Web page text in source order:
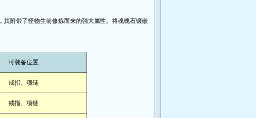
附带了怪物生前修炼而来的强大属性。将魂魄石镶嵌
可装备位置
戒指、项链
戒指、项链